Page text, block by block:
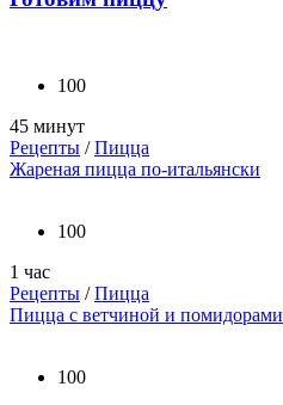
100
45 минут
Рецепты /Пицца
Жареная пицца по-итальянски
100
1 час
Рецепты /Пицца
Пицца с ветчиной и помидорами
100